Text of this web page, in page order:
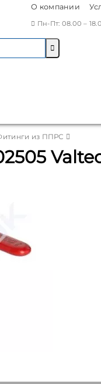
О компании
Пн-Пт: 08.00 –
из ППРС